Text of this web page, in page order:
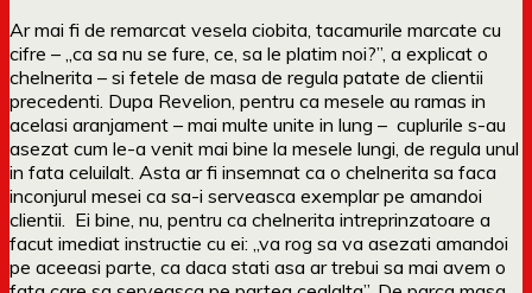
Ar mai fi de remarcat vesela ciobita, tacamurile marcate cu
cifre – „ca sa nu se fure, ce, sa le platim noi?”, a explicat o
chelnerita – si fetele de masa de regula patate de clientii
precedenti. Dupa Revelion, pentru ca mesele au ramas in
acelasi aranjament – mai multe unite in lung – cuplurile s-au
asezat cum le-a venit mai bine la mesele lungi, de regula unul
in fata celuilalt. Asta ar fi insemnat ca o chelnerita sa faca
inconjurul mesei ca sa-i serveasca exemplar pe amandoi
clientii. Ei bine, nu, pentru ca chelnerita intreprinzatoare a
facut imediat instructie cu ei: „va rog sa va asezati amandoi
pe aceeasi parte, ca daca stati asa ar trebui sa mai avem o